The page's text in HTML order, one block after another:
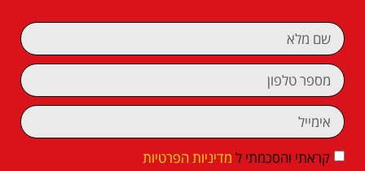
קראתי והסכמתי ל מדיניות הפרטיות